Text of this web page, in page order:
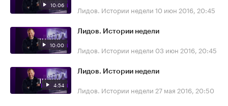
10:06 Лидов. Истории недели 10 июн 2016, 20:45
10:00
Лидов. Истории недели
Лидов. Истории недели 03 июн 2016, 20:45
4:54
Лидов. Истории недели
Лидов. Истории недели 27 мая 2016, 20:50